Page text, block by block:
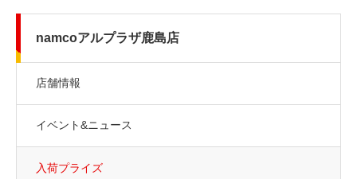
namcoアルプラザ鹿島店
店舗情報
イベント&ニュース
入荷プライズ